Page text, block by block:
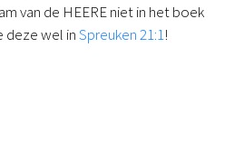
van de HEERE niet in het boek
deze wel inSpreuken 21:1!